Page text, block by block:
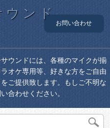
ウンド
お問い合わせ
ウンドには、各種のマイクが揃
オケ専用等、好きな方をご自由
ご提供致します。もしご不明な
合わせください。